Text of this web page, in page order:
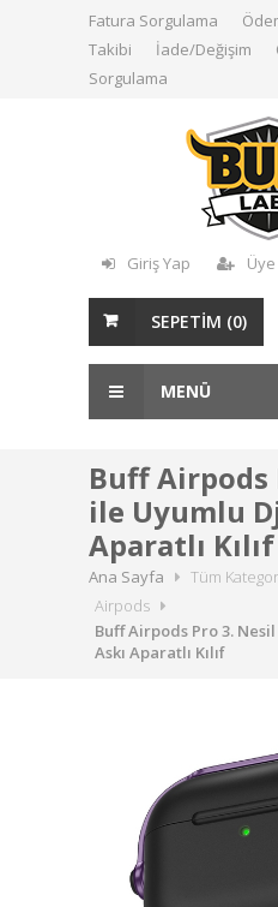
Fatura Sorgulama
Takibi
İade/Değişim
Sorgulama
Giriş Yap
SEPETİM (0)
MENÜ
Buff Airpods
ile Uyumlu
Aparatlı Kılıf
Ana Sayfa Tüm
Airpods
Buff Airpods Pro 3.
Askı Aparatlı Kılıf